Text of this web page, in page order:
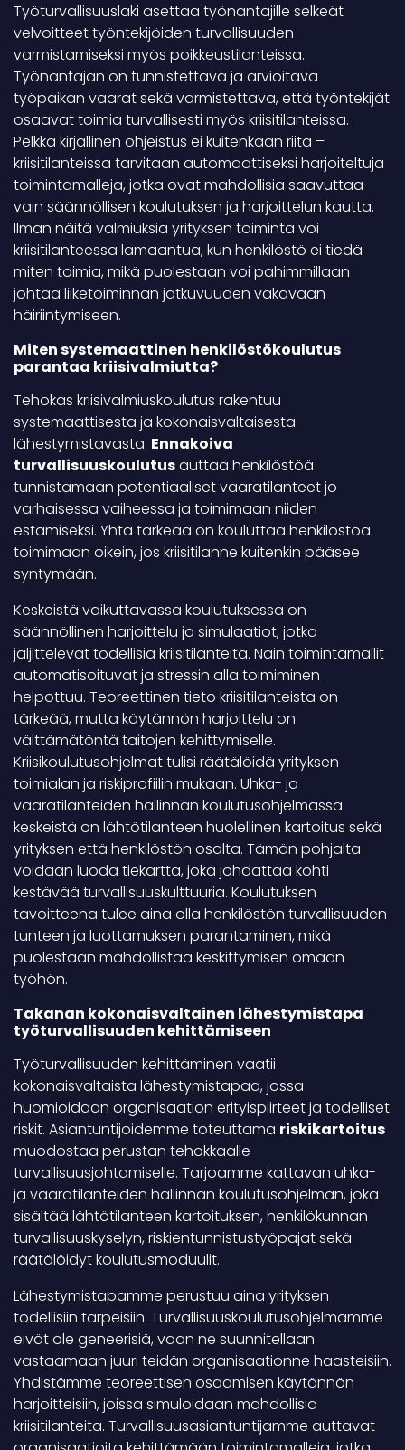
Työturvallisuuslaki asettaa työnantajille selkeät
velvoitteet työntekijöiden turvallisuuden
varmistamiseksi myös poikkeustilanteissa.
Työnantajan on tunnistettava ja arvioitava
työpaikan vaarat sekä varmistettava, että työntekijät
osaavat toimia turvallisesti myös kriisitilanteissa.
Pelkkä kirjallinen ohjeistus ei kuitenkaan riitä –
kriisitilanteissa tarvitaan automaattiseksi harjoiteltuja
toimintamalleja, jotka ovat mahdollisia saavuttaa
vain säännöllisen koulutuksen ja harjoittelun kautta.
Ilman näitä valmiuksia yrityksen toiminta voi
kriisitilanteessa lamaantua, kun henkilöstö ei tiedä
miten toimia, mikä puolestaan voi pahimmillaan
johtaa liiketoiminnan jatkuvuuden vakavaan
häiriintymiseen.
Miten systemaattinen henkilöstökoulutus
parantaa kriisivalmiutta?
Tehokas kriisivalmiuskoulutus rakentuu
systemaattisesta ja kokonaisvaltaisesta
lähestymistavasta. Ennakoiva
turvallisuuskoulutusauttaa henkilöstöä
tunnistamaan potentiaaliset vaaratilanteet jo
varhaisessa vaiheessa ja toimimaan niiden
estämiseksi. Yhtä tärkeää on kouluttaa henkilöstöä
toimimaan oikein, jos kriisitilanne kuitenkin pääsee
syntymään.
Keskeistä vaikuttavassa koulutuksessa on
säännöllinen harjoittelu ja simulaatiot, jotka
jäljittelevät todellisia kriisitilanteita. Näin toimintamallit
automatisoituvat ja stressin alla toimiminen
helpottuu. Teoreettinen tieto kriisitilanteista on
tärkeää, mutta käytännön harjoittelu on
välttämätöntä taitojen kehittymiselle.
Kriisikoulutusohjelmat tulisi räätälöidä yrityksen
toimialan ja riskiprofiilin mukaan. Uhka- ja
vaaratilanteiden hallinnan koulutusohjelmassa
keskeistä on lähtötilanteen huolellinen kartoitus sekä
yrityksen että henkilöstön osalta. Tämän pohjalta
voidaan luoda tiekartta, joka johdattaa kohti
kestävää turvallisuuskulttuuria. Koulutuksen
tavoitteena tulee aina olla henkilöstön turvallisuuden
tunteen ja luottamuksen parantaminen, mikä
puolestaan mahdollistaa keskittymisen omaan
työhön.
Takanan kokonaisvaltainen lähestymistapa
työturvallisuuden kehittämiseen
Työturvallisuuden kehittäminen vaatii
kokonaisvaltaista lähestymistapaa, jossa
huomioidaan organisaation erityispiirteet ja todelliset
riskit. Asiantuntijoidemme toteuttama riskikartoitus
muodostaa perustan tehokkaalle
turvallisuusjohtamiselle. Tarjoamme kattavan uhka-
ja vaaratilanteiden hallinnan koulutusohjelman, joka
sisältää lähtötilanteen kartoituksen, henkilökunnan
turvallisuuskyselyn, riskientunnistustyöpajat sekä
räätälöidyt koulutusmoduulit.
Lähestymistapamme perustuu aina yrityksen
todellisiin tarpeisiin. Turvallisuuskoulutusohjelmamme
eivät ole geneerisiä, vaan ne suunnitellaan
vastaamaan juuri teidän organisaationne haasteisiin.
Yhdistämme teoreettisen osaamisen käytännön
harjoitteisiin, joissa simuloidaan mahdollisia
kriisitilanteita. Turvallisuusasiantuntijamme auttavat